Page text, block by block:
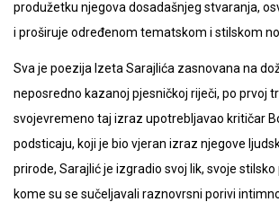
produžetku njegova dosadašnjeg stvaranja,
i proširuje određenom tematskom i stilskom
Sva je poezija Izeta Sarajlića zasnovana na
neposredno kazanoj pjesničkoj riječi, po prvoj
svojevremeno taj izraz upotrebljavao kritičar
podsticaju, koji je bio vjeran izraz njegove
prirode, Sarajlić je izgradio svoj lik, svoje
kome su se sučeljavali raznovrsni porivi